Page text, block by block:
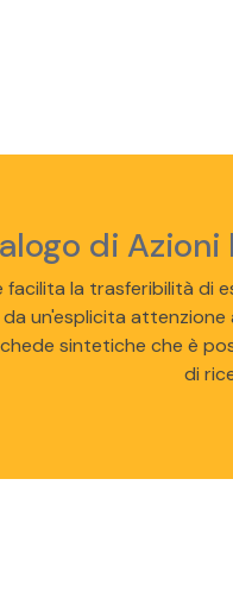
di
facilita la trasferibilità di
da un'esplicita attenzione
sintetiche che è
di